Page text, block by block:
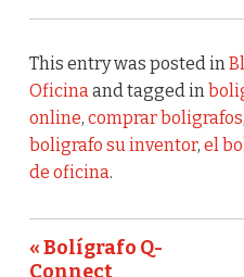
This entry was posted in
Oficinaand tagged in
online, comprar boligrafos,
boligrafo su inventor, el
de oficina.
« Bolígrafo Q-
Connect